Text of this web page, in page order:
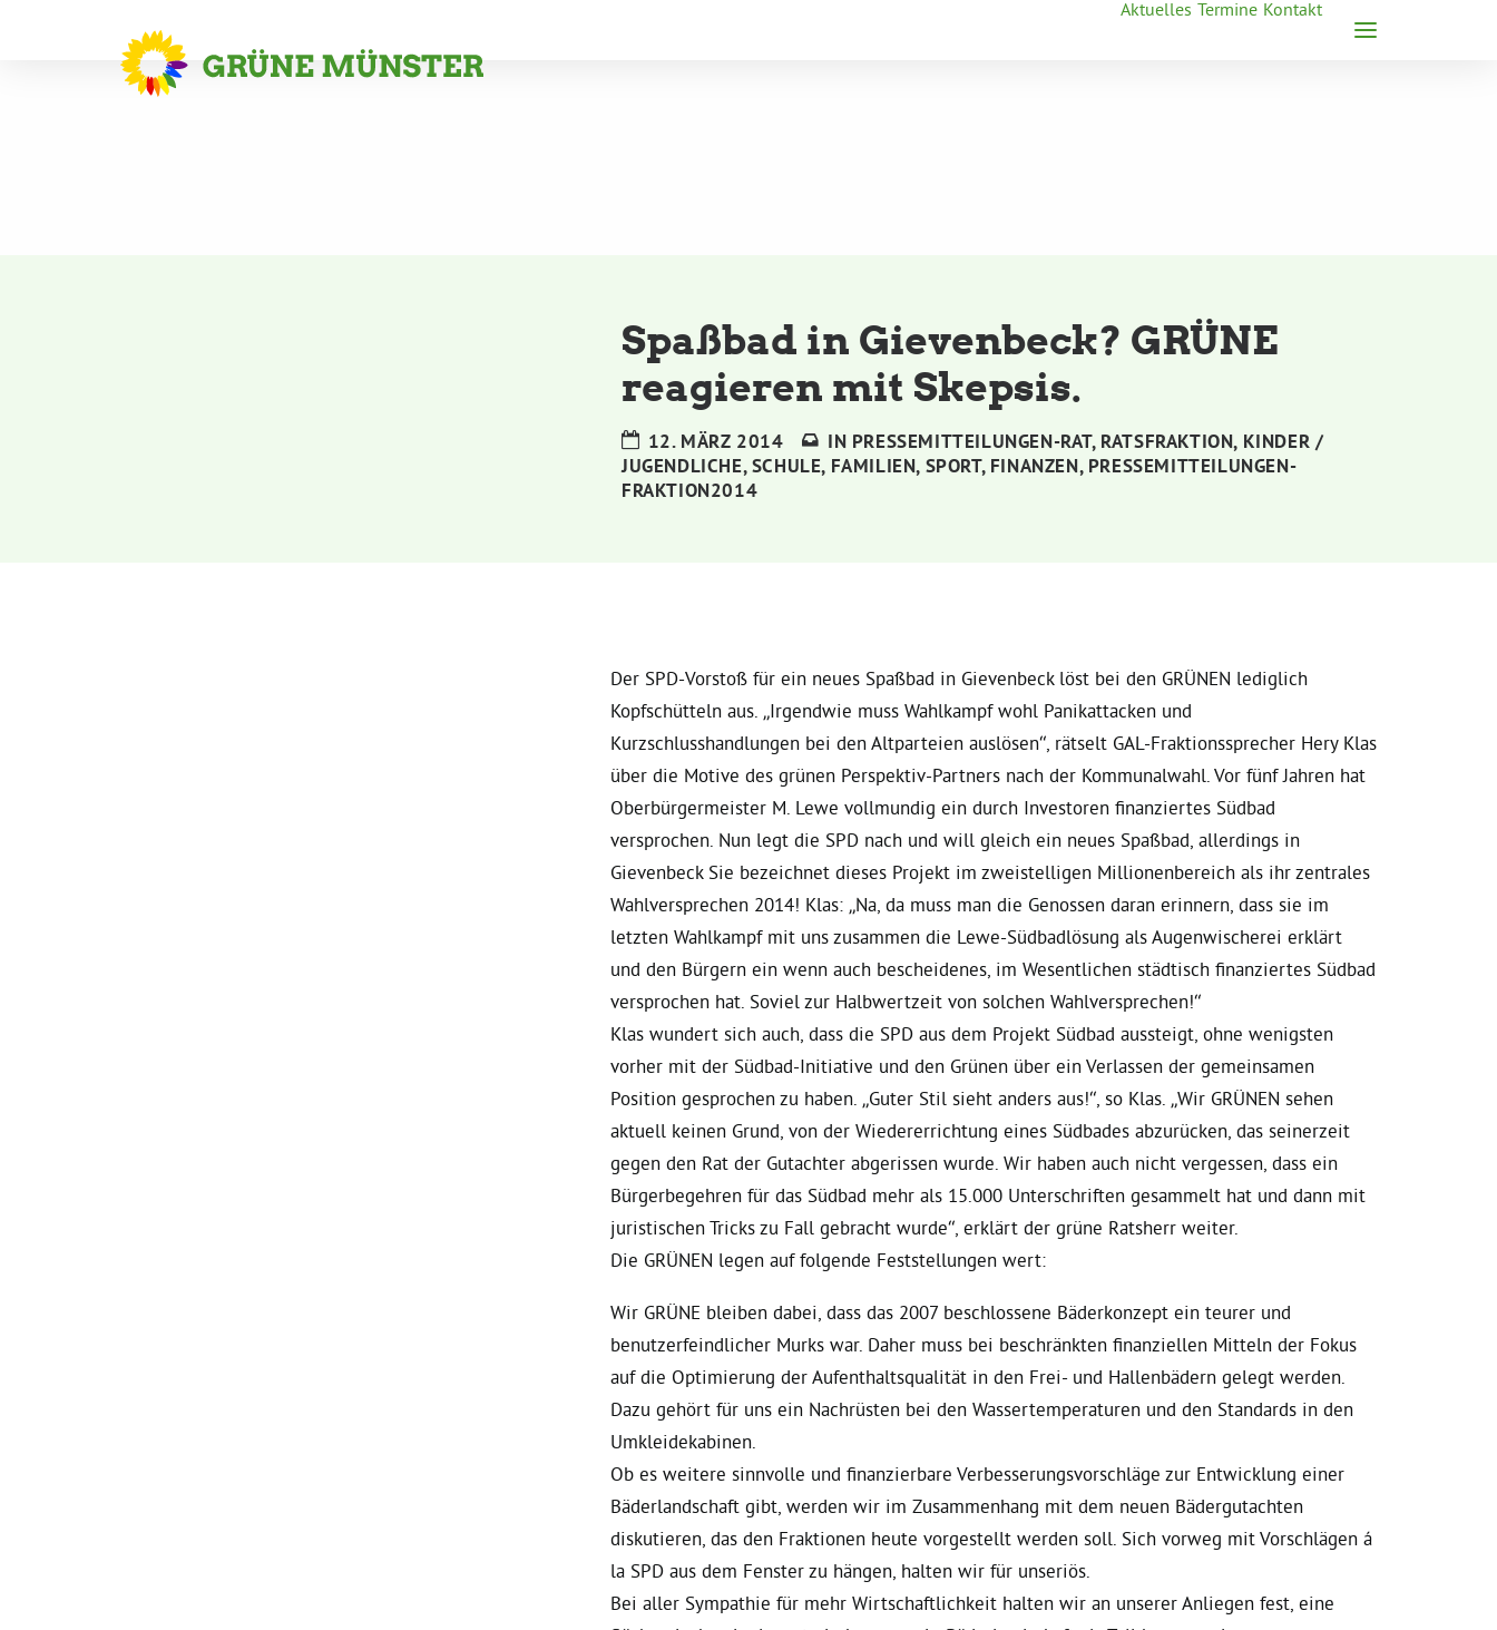
Aktuelles Termine Kontakt
Spaßbad in Gievenbeck? GRÜNE
reagieren mit Skepsis.
12. MÄRZ 2014 IN PRESSEMITTEILUNGEN-RAT, RATSFRAKTION, KINDER /
JUGENDLICHE,SCHULE, FAMILIEN, SPORT, FINANZEN, PRESSEMITTEILUNGEN-
FRAKTION2014
Der SPD-Vorstoß für ein neues Spaßbad in Gievenbeck löst bei den GRÜNEN lediglich
Kopfschütteln aus. „Irgendwie muss Wahlkampf wohl Panikattacken und
Kurzschlusshandlungen bei den Altparteien auslösen“, rätselt GAL-Fraktionssprecher Hery Klas
über die Motive des grünen Perspektiv-Partners nach der Kommunalwahl. Vor fünf Jahren hat
Oberbürgermeister M. Lewe vollmundig ein durch Investoren finanziertes Südbad
versprochen. Nun legt die SPD nach und will gleich ein neues Spaßbad, allerdings in
Gievenbeck Sie bezeichnet dieses Projekt im zweistelligen Millionenbereich als ihr zentrales
Wahlversprechen 2014! Klas: „Na, da muss man die Genossen daran erinnern, dass sie im
letzten Wahlkampf mit uns zusammen die Lewe-Südbadlösung als Augenwischerei erklärt
und den Bürgern ein wenn auch bescheidenes, im Wesentlichen städtisch finanziertes Südbad
versprochen hat. Soviel zur Halbwertzeit von solchen Wahlversprechen!“
Klas wundert sich auch, dass die SPD aus dem Projekt Südbad aussteigt, ohne wenigsten
vorher mit der Südbad-Initiative und den Grünen über ein Verlassen der gemeinsamen
Position gesprochen zu haben. „Guter Stil sieht anders aus!“, so Klas. „Wir GRÜNEN sehen
aktuell keinen Grund, von der Wiedererrichtung eines Südbades abzurücken, das seinerzeit
gegen den Rat der Gutachter abgerissen wurde. Wir haben auch nicht vergessen, dass ein
Bürgerbegehren für das Südbad mehr als 15.000 Unterschriften gesammelt hat und dann mit
juristischen Tricks zu Fall gebracht wurde“, erklärt der grüne Ratsherr weiter.
Die GRÜNEN legen auf folgende Feststellungen wert:
Wir GRÜNE bleiben dabei, dass das 2007 beschlossene Bäderkonzept ein teurer und
benutzerfeindlicher Murks war. Daher muss bei beschränkten finanziellen Mitteln der Fokus
auf die Optimierung der Aufenthaltsqualität in den Frei- und Hallenbädern gelegt werden.
Dazu gehört für uns ein Nachrüsten bei den Wassertemperaturen und den Standards in den
Umkleidekabinen.
Ob es weitere sinnvolle und finanzierbare Verbesserungsvorschläge zur Entwicklung einer
Bäderlandschaft gibt, werden wir im Zusammenhang mit dem neuen Bädergutachten
diskutieren, das den Fraktionen heute vorgestellt werden soll. Sich vorweg mit Vorschlägen á
la SPD aus dem Fenster zu hängen, halten wir für unseriös.
Bei aller Sympathie für mehr Wirtschaftlichkeit halten wir an unserer Anliegen fest, eine